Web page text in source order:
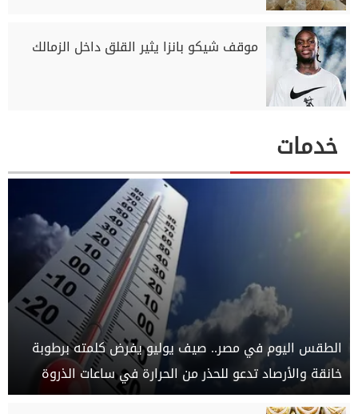
موقف شيكو بانزا يثير القلق داخل الزمالك
خدمات
الطقس اليوم في مصر.. صيف يوليو يفرض كلمته برطوبة
خانقة والأرصاد تدعو للحذر من الحرارة في ساعات الذروة